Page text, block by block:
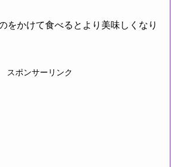
をかけて食べるとより美味しくなり
スポンサーリンク